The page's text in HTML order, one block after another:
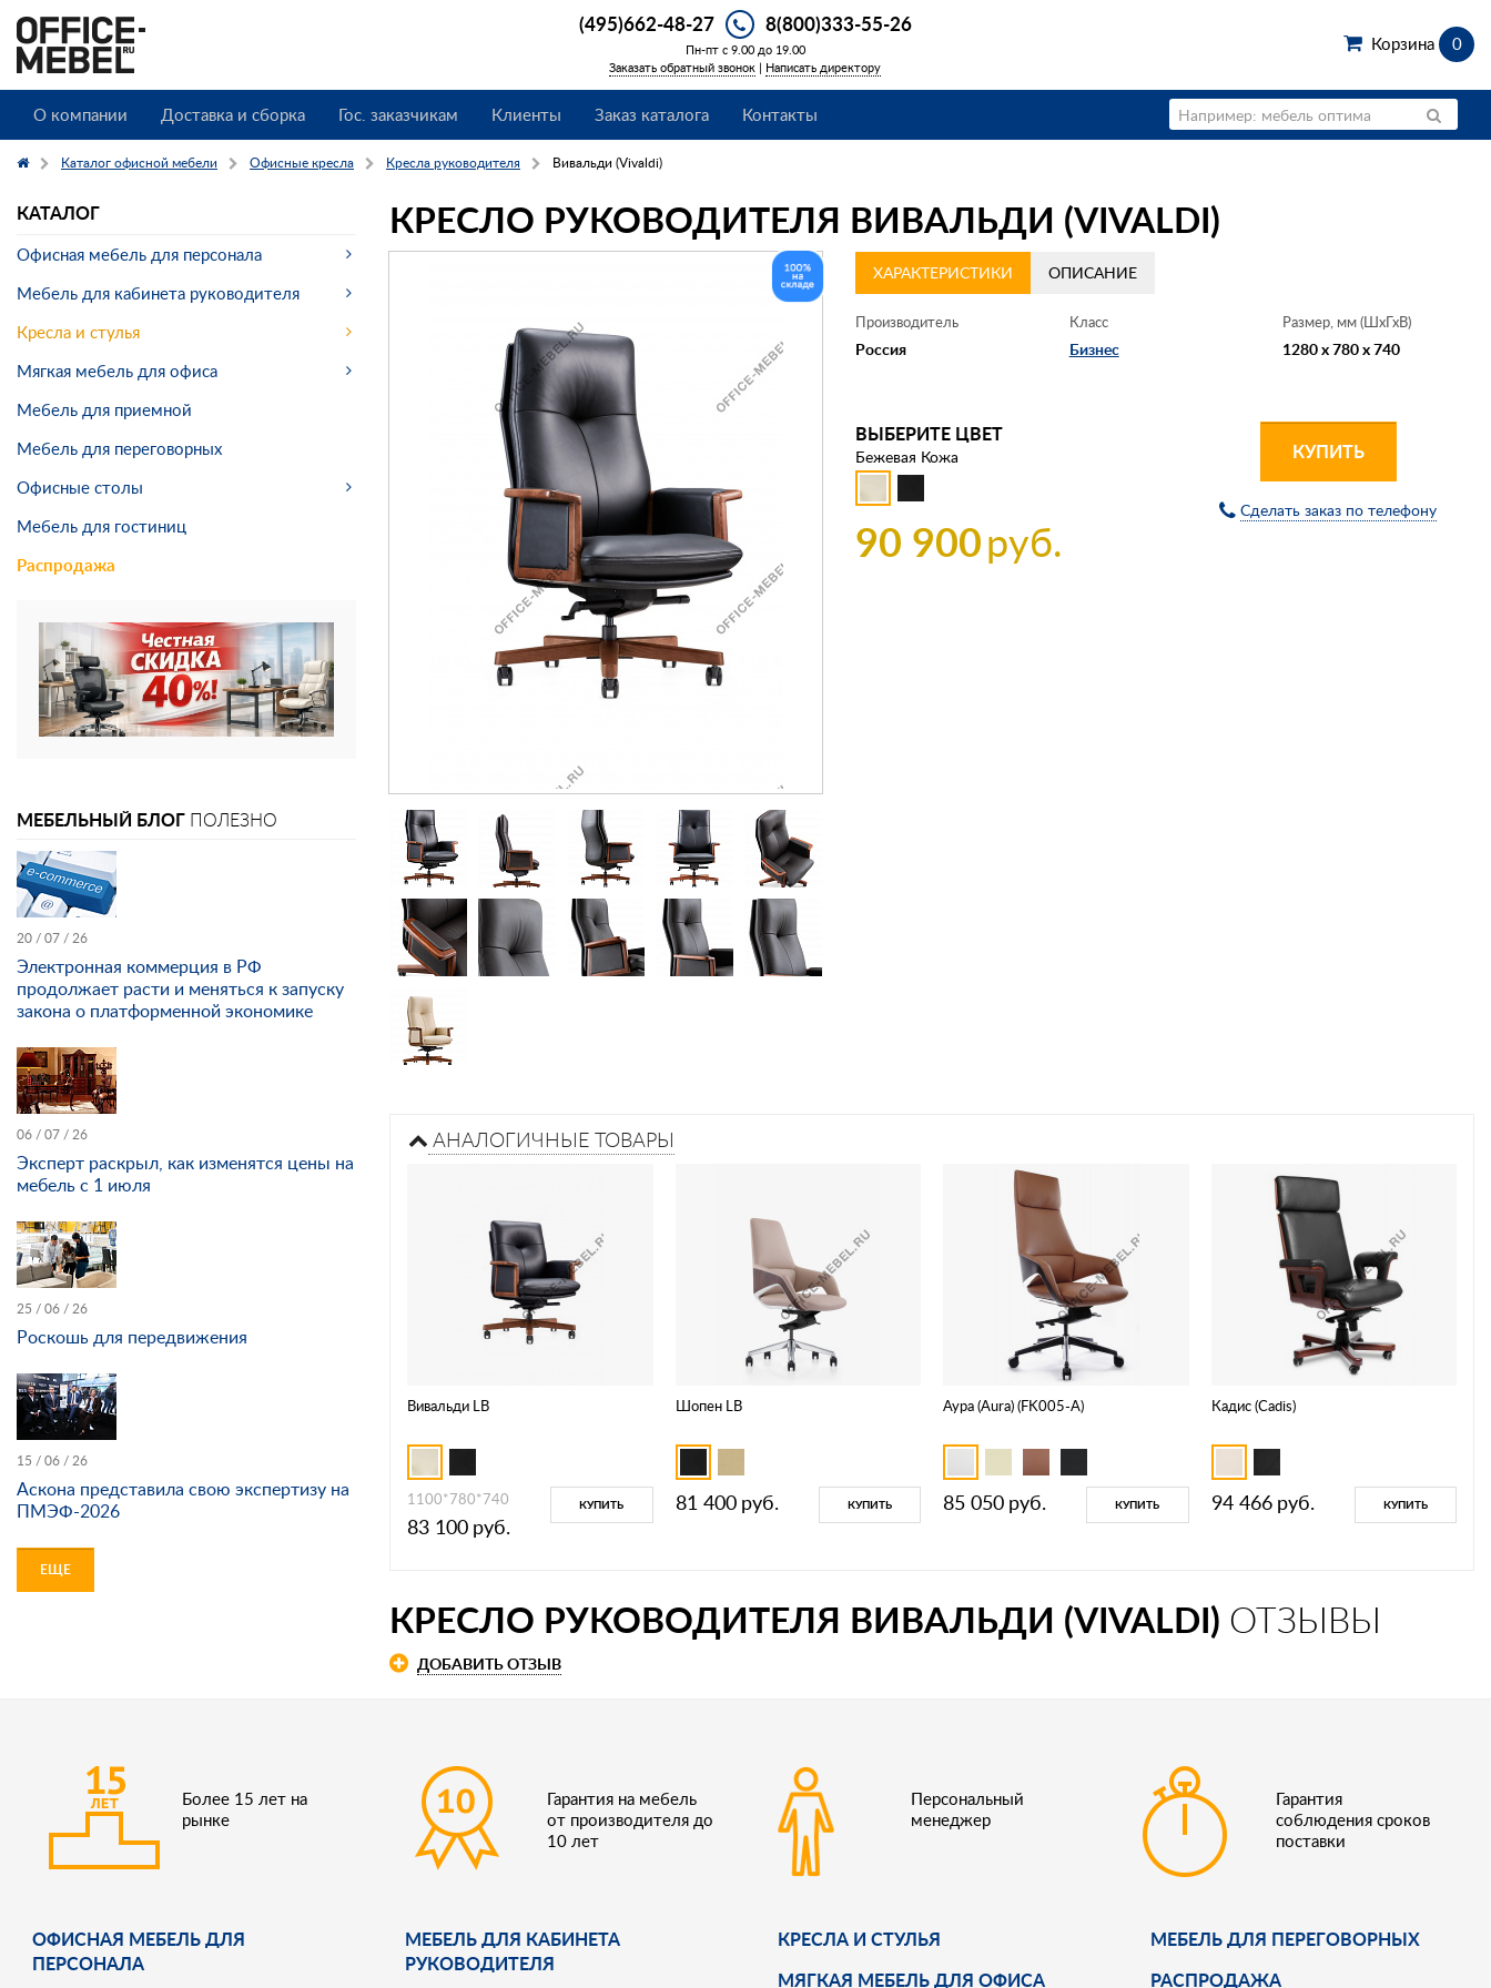
(495)662-48-27 8(800)333-55-26
Пн-пт с 9.00 до 19.00
Заказать обратный звонок | Написать директору
Корзина 0
О компании Доставка и сборка Гос. заказчикам Клиенты Заказ каталога Контакты
Каталог офисной мебели Офисные кресла Кресла руководителя Вивальди (Vivaldi)
КРЕСЛО РУКОВОДИТЕЛЯ ВИВАЛЬДИ (VIVALDI)
ХАРАКТЕРИСТИКИ ОПИСАНИЕ
Производитель
Россия
Класс
Бизнес
Размер, мм (ШхГхВ)
1280 x 780 x 740
ВЫБЕРИТЕ ЦВЕТ
Бежевая Кожа
90 900руб.
КУПИТЬ
Сделать заказ по телефону
АНАЛОГИЧНЫЕ ТОВАРЫ
Вивальди LB
1100*780*740
83 100 руб.
КУПИТЬ
Шопен LB
81 400 руб. КУПИТЬ
Аура (Aura) (FK005-A)
85 050 руб. КУПИТЬ
Кадис (Cadis)
94 466 руб. КУПИТЬ
КРЕСЛО РУКОВОДИТЕЛЯ ВИВАЛЬДИ (VIVALDI) ОТЗЫВЫ
ДОБАВИТЬ ОТЗЫВ
КАТАЛОГ
Офисная мебель для персонала
Мебель для кабинета руководителя
Кресла и стулья
Мягкая мебель для офиса
Мебель для приемной
Мебель для переговорных
Офисные столы
Мебель для гостиниц
Распродажа
МЕБЕЛЬНЫЙ БЛОГ ПОЛЕЗНО
20 / 07 / 26
Электронная коммерция в РФ
продолжает расти и меняться к запуску
закона о платформенной экономике
06 / 07 / 26
Эксперт раскрыл, как изменятся цены на
мебель с 1 июля
25 / 06 / 26
Роскошь для передвижения
15 / 06 / 26
Аскона представила свою экспертизу на
ПМЭФ-2026
ЕЩЕ
Более 15 лет на
рынке
Гарантия на мебель
от производителя до
10 лет
Персональный
менеджер
Гарантия
соблюдения сроков
поставки
ОФИСНАЯ МЕБЕЛЬ ДЛЯ
ПЕРСОНАЛА
МЕБЕЛЬ ДЛЯ КАБИНЕТА
РУКОВОДИТЕЛЯ
КРЕСЛА И СТУЛЬЯ
МЯГКАЯ МЕБЕЛЬ ДЛЯ ОФИСА
МЕБЕЛЬ ДЛЯ ПЕРЕГОВОРНЫХ
РАСПРОДАЖА